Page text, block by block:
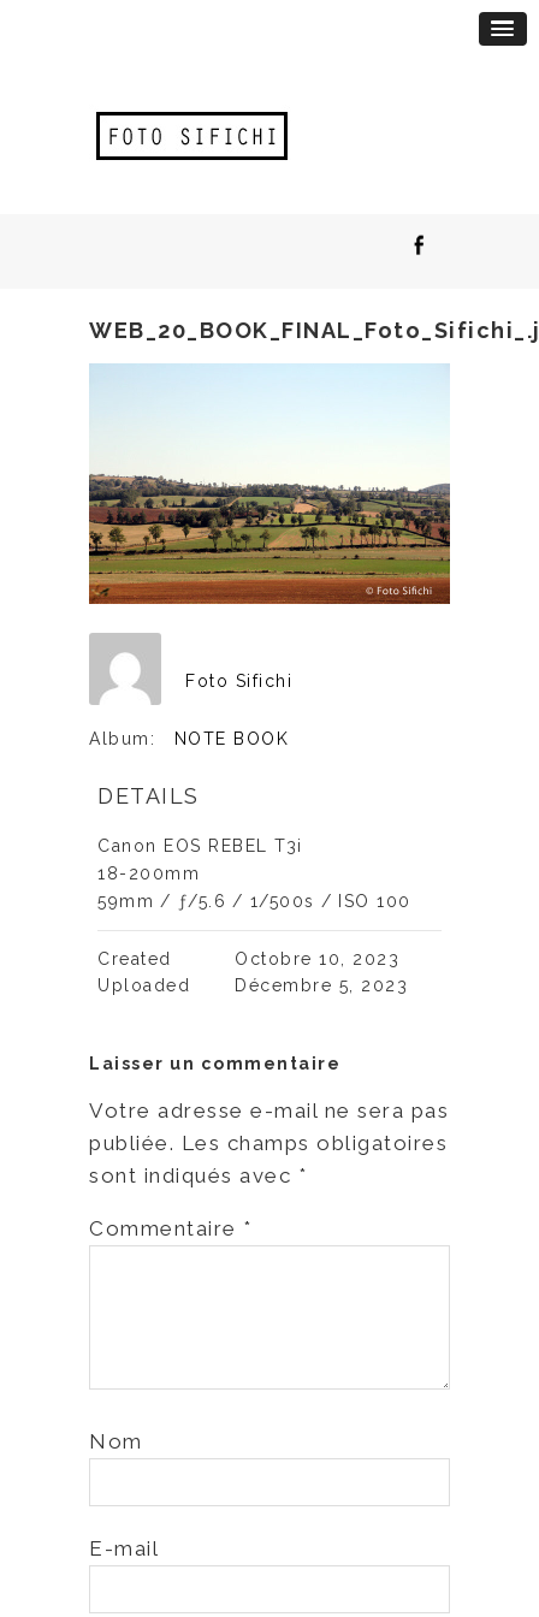
Foto Sifichi
Album: NOTE BOOK
DETAILS
Canon EOS REBEL T3i
18-200mm
59mm / ƒ/5.6 / 1/500s / ISO 100
Created
Octobre 10, 2023
Uploaded
Décembre 5, 2023
Laisser un commentaire
Votre adresse e-mail ne sera pas
publiée. Les champs obligatoires
sont indiqués avec *
Commentaire *
Nom
E-mail